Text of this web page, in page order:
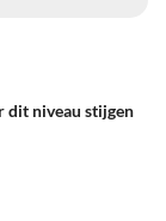
dit niveau stijgen